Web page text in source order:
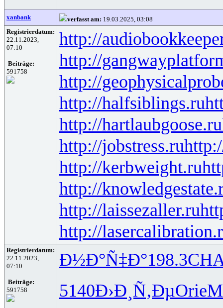
xanbank verfasst am: 19.03.2025, 03:08
Registrierdatum:
22.11.2023,
07:10
Beiträge:
591758
http://
http://
http://
http://halfsiblings.ru
http://hartlaubgoose.ru
http://jobstress.ru
http://kerbweight.ru
http://
http://laissezaller.ru
http://
Registrierdatum:
22.11.2023,
07:10
Beiträge:
591758
Ð½Ð°Ñ‡Ð°198.3
5140Ð›Ð¸Ñ‚ÐµOrie